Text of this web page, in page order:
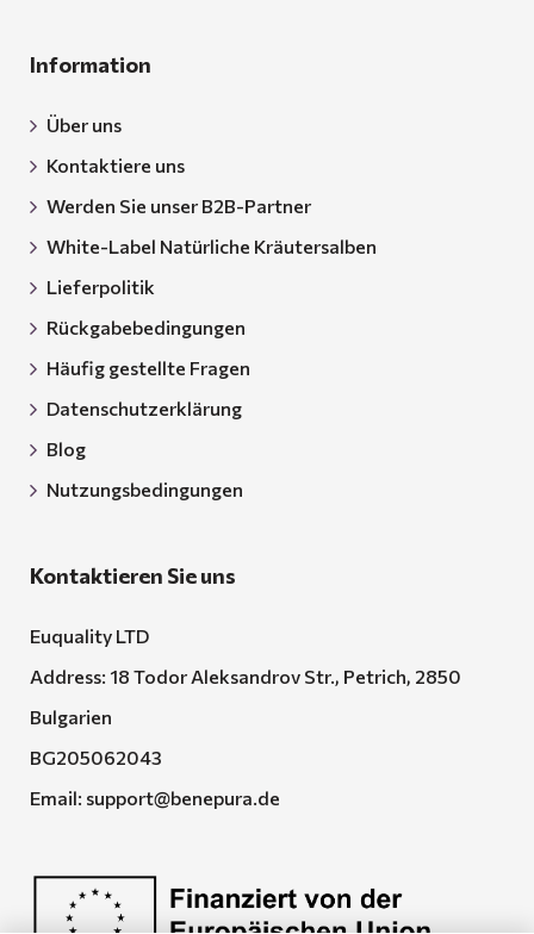
Information
Über uns
Kontaktiere uns
Werden Sie unser B2B-Partner
White-Label Natürliche Kräutersalben
Lieferpolitik
Rückgabebedingungen
Häufig gestellte Fragen
Datenschutzerklärung
Blog
Nutzungsbedingungen
Kontaktieren Sie uns
Euquality LTD
Address: 18 Todor Aleksandrov Str., Petrich, 2850
Bulgarien
BG205062043
Email: support@benepura.de